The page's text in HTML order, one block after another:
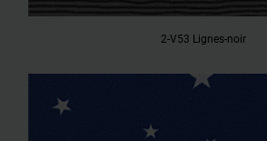
2-V53 Lignes-noir